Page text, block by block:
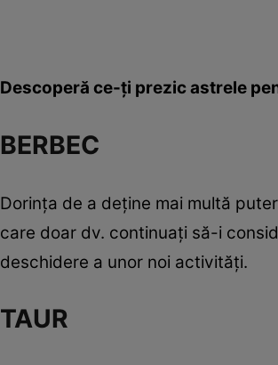
Descoperă ce-ţi prezic astrele
BERBEC
Dorinţa de a deţine mai multă
care doar dv. continuaţi să-i
deschidere a unor noi activităţi.
TAUR